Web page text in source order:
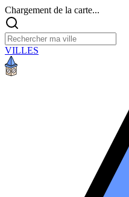
Chargement de la carte...
VILLES